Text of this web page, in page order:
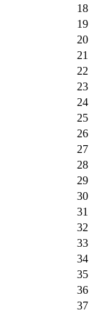
18
19
20
21
22
23
24
25
26
27
28
29
30
31
32
33
34
35
36
37